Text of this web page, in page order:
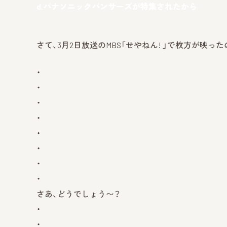
さて、3月2日放送のMBS「せやねん! 」で枚方が映っ
・
・
・
・
・
・
・
・
さあ、どうでしょう〜？
・
・